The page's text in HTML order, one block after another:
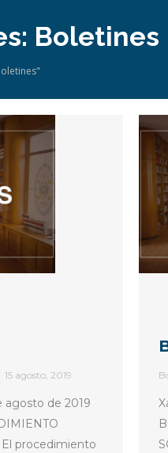
Boletines
15 agosto, 2019
agosto de 2019
El procedimiento